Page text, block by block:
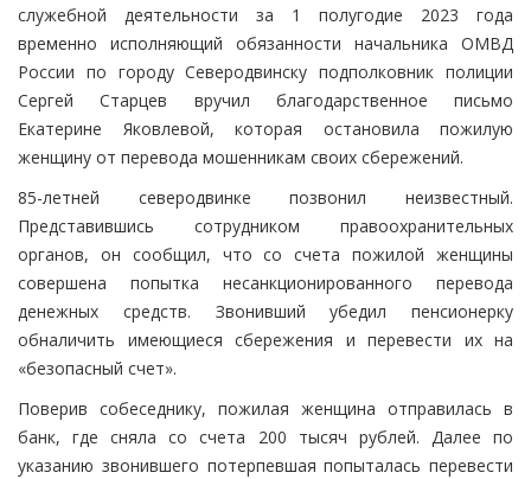
служебной деятельности за 1 полугодие 2023 года
временно исполняющий обязанности начальника ОМВД
России по городу Северодвинску подполковник полиции
Сергей Старцев вручил благодарственное письмо
Екатерине Яковлевой, которая остановила пожилую
женщину от перевода мошенникам своих сбережений.
85-летней северодвинке позвонил неизвестный.
Представившись сотрудником правоохранительных
органов, он сообщил, что со счета пожилой женщины
совершена попытка несанкционированного перевода
денежных средств. Звонивший убедил пенсионерку
обналичить имеющиеся сбережения и перевести их на
«безопасный счет».
Поверив собеседнику, пожилая женщина отправилась в
банк, где сняла со счета 200 тысяч рублей. Далее по
указанию звонившего потерпевшая попыталась перевести